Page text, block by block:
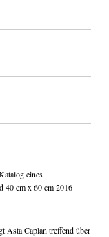
eines
40 cm x 60 cm 2016
Asta Caplan treffend über